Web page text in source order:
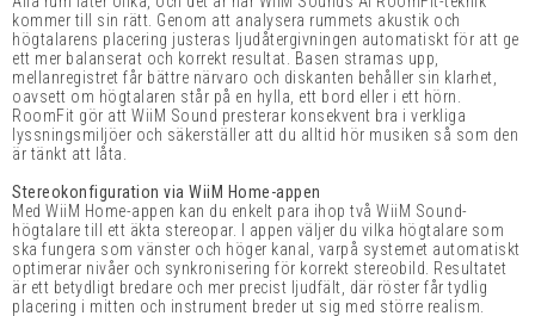
kommer till sin rätt. Genom att analysera rummets akustik och
högtalarens placering justeras ljudåtergivningen automatiskt för att ge
ett mer balanserat och korrekt resultat. Basen stramas upp,
mellanregistret får bättre närvaro och diskanten behåller sin klarhet,
oavsett om högtalaren står på en hylla, ett bord eller i ett hörn.
RoomFit gör att WiiM Sound presterar konsekvent bra i verkliga
lyssningsmiljöer och säkerställer att du alltid hör musiken så som den
är tänkt att låta.
Stereokonfiguration via WiiM Home-appen
Med WiiM Home-appen kan du enkelt para ihop två WiiM Sound-
högtalare till ett äkta stereopar. I appen väljer du vilka högtalare som
ska fungera som vänster och höger kanal, varpå systemet automatiskt
optimerar nivåer och synkronisering för korrekt stereobild. Resultatet
är ett betydligt bredare och mer precist ljudfält, där röster får tydlig
placering i mitten och instrument breder ut sig med större realism.